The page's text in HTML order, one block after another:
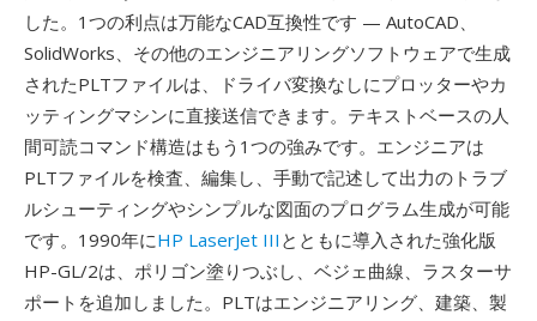
した。1つの利点は万能なCAD互換性です — AutoCAD、
SolidWorks、その他のエンジニアリングソフトウェアで生成
されたPLTファイルは、ドライバ変換なしにプロッターやカ
ッティングマシンに直接送信できます。テキストベースの人
間可読コマンド構造はもう1つの強みです。エンジニアは
PLTファイルを検査、編集し、手動で記述して出力のトラブ
ルシューティングやシンプルな図面のプログラム生成が可能
です。1990年にHP LaserJet III とともに導入された強化版
HP-GL/2は、ポリゴン塗りつぶし、ベジェ曲線、ラスターサ
ポートを追加しました。PLTはエンジニアリング、建築、製